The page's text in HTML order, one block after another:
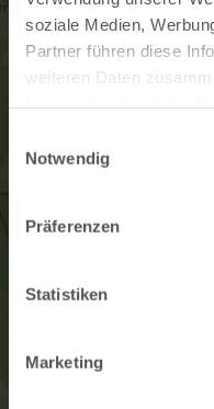
soziale Medien,
Partner führen diese
weiteren Daten
Notwendig
Präferenzen
Statistiken
Marketing